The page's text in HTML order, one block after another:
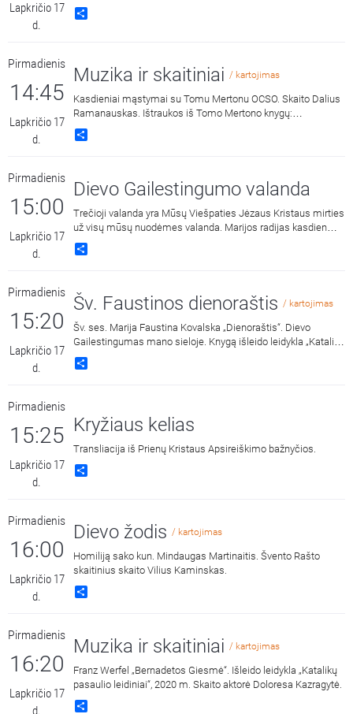
Lapkričio 17
d.
Pirmadienis
14:45
Lapkričio 17
d.
Muzika ir skaitiniai / kartojimas
Kasdieniai mąstymai su Tomu Mertonu OCSO. Skaito Dalius
Ramanauskas. Ištraukos iš Tomo Mertono knygų:
„Septynaukštis kalnas“, išleido „Katalikų pasaulio leidiniai“,
2011 m. ir „Jonos ženklas“, išleido „Katalikų pasaulio leidiniai“,
Pirmadienis
15:00
Lapkričio 17
d.
Dievo Gailestingumo valanda
Trečioji valanda yra Mūsų Viešpaties Jėzaus Kristaus mirties
už visų mūsų nuodėmes valanda. Marijos radijas kasdien
15:00 ir 3:00 kviečia melstis drauge kalbant Dievo
Gailestingumo vainikėlį ir litaniją bei pasiklausyti ištraukų iš
gerbiamas Gailestingojo Jėzaus paveikslas, nutapytas pagal
šv. Faustinos regėjimus.
Pirmadienis
15:20
Lapkričio 17
d.
Šv. Faustinos dienoraštis / kartojimas
Šv. ses. Marija Faustina Kovalska „Dienoraštis“. Dievo
Gailestingumas mano sieloje. Knygą išleido leidykla „Katalikų
pasaulio leidiniai“, 2014 m.
Pirmadienis
15:25
Lapkričio 17
d.
Kryžiaus kelias
Transliacija iš Prienų Kristaus Apsireiškimo bažnyčios.
Pirmadienis
16:00
Lapkričio 17
d.
Dievo žodis / kartojimas
Homiliją sako kun. Mindaugas Martinaitis. Švento Rašto
skaitinius skaito Vilius Kaminskas.
Pirmadienis
16:20
Lapkričio 17
d.
Muzika ir skaitiniai / kartojimas
Franz Werfel „Bernadetos Giesmė“. Išleido leidykla „Katalikų
pasaulio leidiniai“, 2020 m. Skaito aktorė Doloresa Kazragytė.